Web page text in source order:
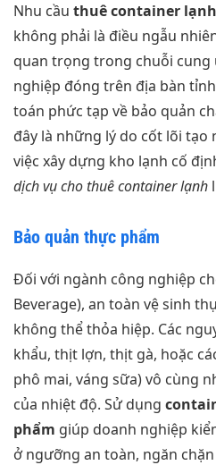
Nhu cầu thuê container
không phải là điều ngẫu
quan trọng trong chuỗi cung
nghiệp đóng trên địa bàn
toán phức tạp về bảo quản
đây là những lý do cốt lõi tạo
việc xây dựng kho lạnh cố
dịch vụ cho thuê container lạnh
Bảo quản thực phẩm
Đối với ngành công nghiệp
Beverage), an toàn vệ sinh
không thể thỏa hiệp. Các
khẩu, thịt lợn, thịt gà, hoặc
phô mai, váng sữa) vô cùng
của nhiệt độ. Sử dụng
phẩm giúp doanh nghiệp
ở ngưỡng an toàn, ngăn